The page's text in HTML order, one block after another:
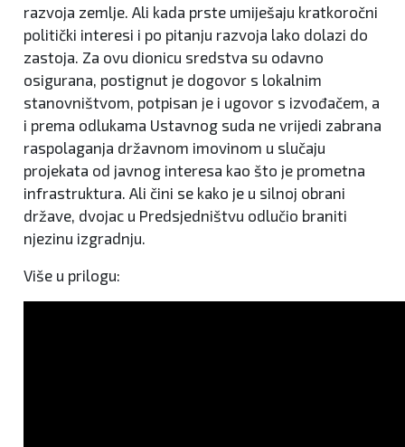
razvoja zemlje. Ali kada prste umiješaju kratkoročni
politički interesi i po pitanju razvoja lako dolazi do
zastoja. Za ovu dionicu sredstva su odavno
osigurana, postignut je dogovor s lokalnim
stanovništvom, potpisan je i ugovor s izvođačem, a
i prema odlukama Ustavnog suda ne vrijedi zabrana
raspolaganja državnom imovinom u slučaju
projekata od javnog interesa kao što je prometna
infrastruktura. Ali čini se kako je u silnoj obrani
države, dvojac u Predsjedništvu odlučio braniti
njezinu izgradnju.
Više u prilogu: